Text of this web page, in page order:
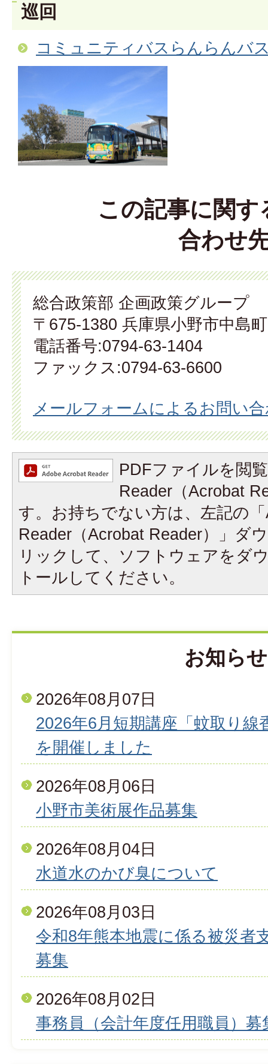
巡回
コミュニティバスらんらんバ
この記事に関す
合わせ
総合政策部 企画政策グループ
〒675-1380 兵庫県小野市中島
電話番号:0794-63-1404
ファックス:0794-63-6600
メールフォームによるお問い
PDFファイルを閲
Reader（Acrobat
す。お持ちでない方は、左記の
Reader（Acrobat Reader）」ダ
リックして、ソフトウェアをダ
トールしてください。
お知らせ
2026年08月07日
2026年6月短期講座「蚊取り
を開催しました
2026年08月06日
小野市美術展作品募集
2026年08月04日
水道水のかび臭について
2026年08月03日
令和8年熊本地震に係る被災者
募集
2026年08月02日
事務員（会計年度任用職員）募